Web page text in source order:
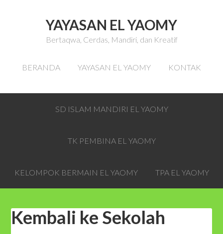
YAYASAN EL YAOMY
Bertaqwa, Cerdas, Mandiri, dan Kreatif
BERANDA YAYASAN EL YAOMY KONTAK
SD ISLAM MANDIRI EL YAOMY
TK PEMBINA EL YAOMY
KELOMPOK BERMAIN EL YAOMY TPA EL YAOMY
Kembali ke Sekolah